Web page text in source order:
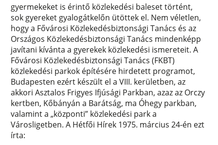
gyermekeket is érintő közlekedési baleset történt,
sok gyereket gyalogátkelőn ütöttek el. Nem véletlen,
hogy a Fővárosi Közlekedésbiztonsági Tanács és az
Országos Közlekedésbiztonsági Tanács mindenképp
javítani kívánta a gyerekek közlekedési ismereteit. A
Fővárosi Közlekedésbiztonsági Tanács (FKBT)
közlekedési parkok építésére hirdetett programot,
Budapesten ezért készült el a VIII. kerületben, az
akkori Asztalos Frigyes Ifjúsági Parkban, azaz az Orczy
kertben, Kőbányán a Barátság, ma Óhegy parkban,
valamint a „központi” közlekedési park a
Városligetben. A Hétfői Hírek 1975. március 24-én ezt
írta: